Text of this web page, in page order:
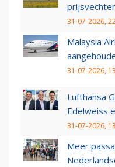
31-07-2026,
Malaysia
31-07-2026,
Lufthansa
Edelweiss
31-07-2026,
Meer